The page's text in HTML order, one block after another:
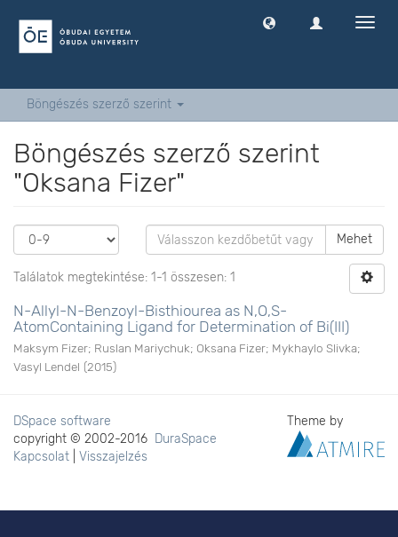
Böngészés szerző szerint
Böngészés szerző szerint
"Oksana Fizer"
Mehet
Találatok megtekintése: 1-1 összesen: 1
N-Allyl-N-Benzoyl-Bisthiourea as N,O,S-
AtomContaining Ligand for Determination of Bi(III)
Maksym Fizer; Ruslan Mariychuk; Oksana Fizer; Mykhaylo Slivka;
Vasyl Lendel (2015)
DSpace software
copyright © 2002-2016 DuraSpace
Kapcsolat
Visszajelzés
Theme by